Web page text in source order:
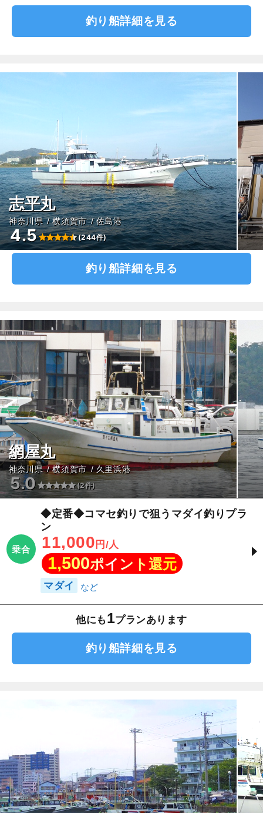
釣り船詳細を見る
志平丸
神奈川県 横須賀市 佐島港
4.5 (244件)
釣り船詳細を見る
網屋丸
神奈川県 横須賀市 久里浜港
5.0 (2件)
乗合
◆定番◆コマセ釣りで狙うマダイ釣りプラ
ン
11,000 円/人
1,500ポイント還元
マダイ
他にも 1プランあります
釣り船詳細を見る